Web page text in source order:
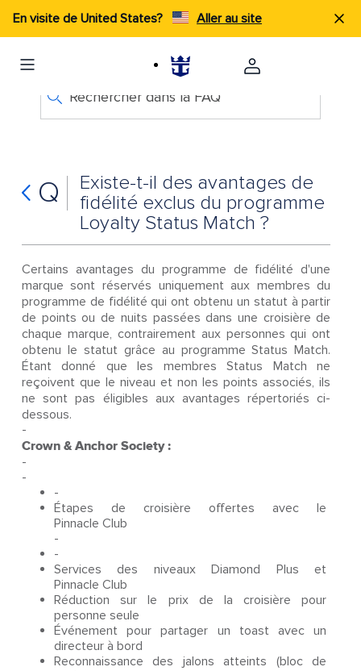
En visite de United States? Aller au site
Rechercher dans la FAQ
Q
Existe-t-il des avantages de
fidélité exclus du programme
Loyalty Status Match ?
Certains avantages du programme de fidélité d'une
marque sont réservés uniquement aux membres du
programme de fidélité qui ont obtenu un statut à partir
de points ou de nuits passées dans une croisière de
chaque marque, contrairement aux personnes qui ont
obtenu le statut grâce au programme Status Match.
Étant donné que les membres Status Match ne
reçoivent que le niveau et non les points associés, ils
ne sont pas éligibles aux avantages répertoriés ci-
dessous.
-
Crown & Anchor Society :
-
-
-
Étapes de croisière offertes avec le
Pinnacle Club
-
-
Services des niveaux Diamond Plus et
Pinnacle Club
Réduction sur le prix de la croisière pour
personne seule
Événement pour partager un toast avec un
directeur à bord
Reconnaissance des jalons atteints (bloc de